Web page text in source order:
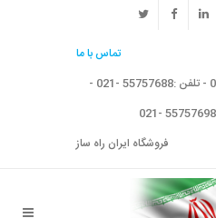
تماس با ما
تلفن :1506974 -0912 - تلفن :55757688 -021 -
فروشگاه ایران راه ساز